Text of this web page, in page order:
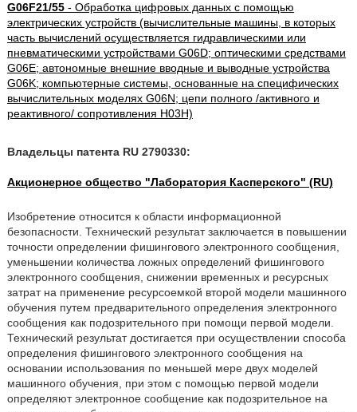
G06F21/55- Обработка цифровых данных с помощью
электрических устройств (вычислительные машины, в которых
часть вычислений осуществляется гидравлическими или
пневматическими устройствами G06D; оптическими средствами
G06E; автономные внешние вводные и выводные устройства
G06K; компьютерные системы, основанные на специфических
вычислительных моделях G06N; цепи полного /активного и
реактивного/ сопротивления H03H)
Владельцы патента RU 2790330:
Акционерное общество "Лаборатория Касперского" (RU)
Изобретение относится к области информационной
безопасности. Технический результат заключается в повышении
точности определении фишингового электронного сообщения,
уменьшении количества ложных определений фишингового
электронного сообщения, снижении временных и ресурсных
затрат на применение ресурсоемкой второй модели машинного
обучения путем предварительного определения электронного
сообщения как подозрительного при помощи первой модели.
Технический результат достигается при осуществлении способа
определения фишингового электронного сообщения на
основании использования по меньшей мере двух моделей
машинного обучения, при этом с помощью первой модели
определяют электронное сообщение как подозрительное на